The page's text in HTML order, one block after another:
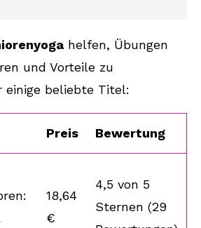
helfen, Übungen
und Vorteile zu
einige beliebte Titel:
Preis Bewertung
18,64
€
4,5 von 5
Sternen (29